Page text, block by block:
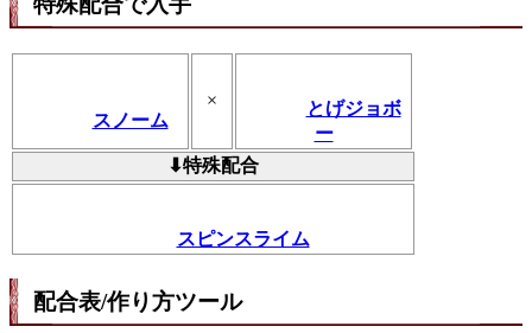
スノーム
×
とげジョボ
ー
⬇特殊配合
スピンスライム
配合表/作り方ツール